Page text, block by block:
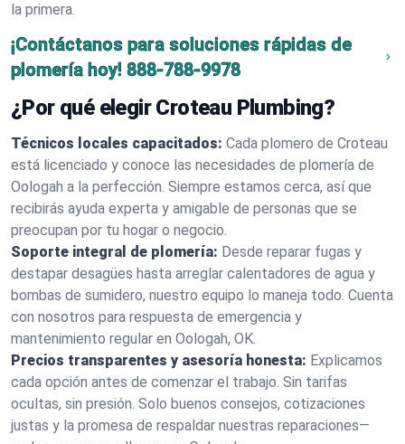
la primera.
¡Contáctanos para soluciones rápidas de
plomería hoy! 888-788-9978
¿Por qué elegir Croteau Plumbing?
Técnicos locales capacitados: Cada plomero de Croteau
está licenciado y conoce las necesidades de plomería de
Oologah a la perfección. Siempre estamos cerca, así que
recibirás ayuda experta y amigable de personas que se
preocupan por tu hogar o negocio.
Soporte integral de plomería: Desde reparar fugas y
destapar desagües hasta arreglar calentadores de agua y
bombas de sumidero, nuestro equipo lo maneja todo. Cuenta
con nosotros para respuesta de emergencia y
mantenimiento regular en Oologah, OK.
Precios transparentes y asesoría honesta: Explicamos
cada opción antes de comenzar el trabajo. Sin tarifas
ocultas, sin presión. Solo buenos consejos, cotizaciones
justas y la promesa de respaldar nuestras reparaciones—